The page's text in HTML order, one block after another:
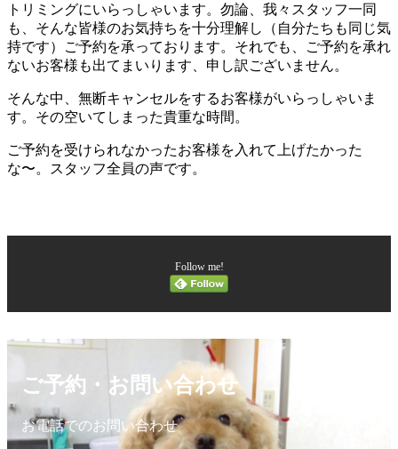
トリミングにいらっしゃいます。勿論、我々スタッフ一同
も、そんな皆様のお気持ちを十分理解し（自分たちも同じ気
持です）ご予約を承っております。それでも、ご予約を承れ
ないお客様も出てまいります、申し訳ございません。
そんな中、無断キャンセルをするお客様がいらっしゃいま
す。その空いてしまった貴重な時間。
ご予約を受けられなかったお客様を入れて上げたかった
な〜。スタッフ全員の声です。
Follow me!
ご予約・お問い合わせ
お電話でのお問い合わせ